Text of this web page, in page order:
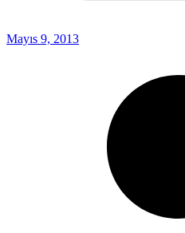
Mayıs 9, 2013